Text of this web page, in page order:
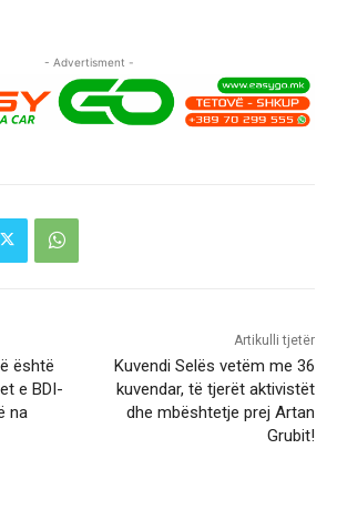
- Advertisment -
është
e BDI-
na
Artikulli tjetër
Kuvendi Selës vetëm me 36
kuvendar, të tjerët aktivistët
dhe mbështetje prej Artan
Grubit!